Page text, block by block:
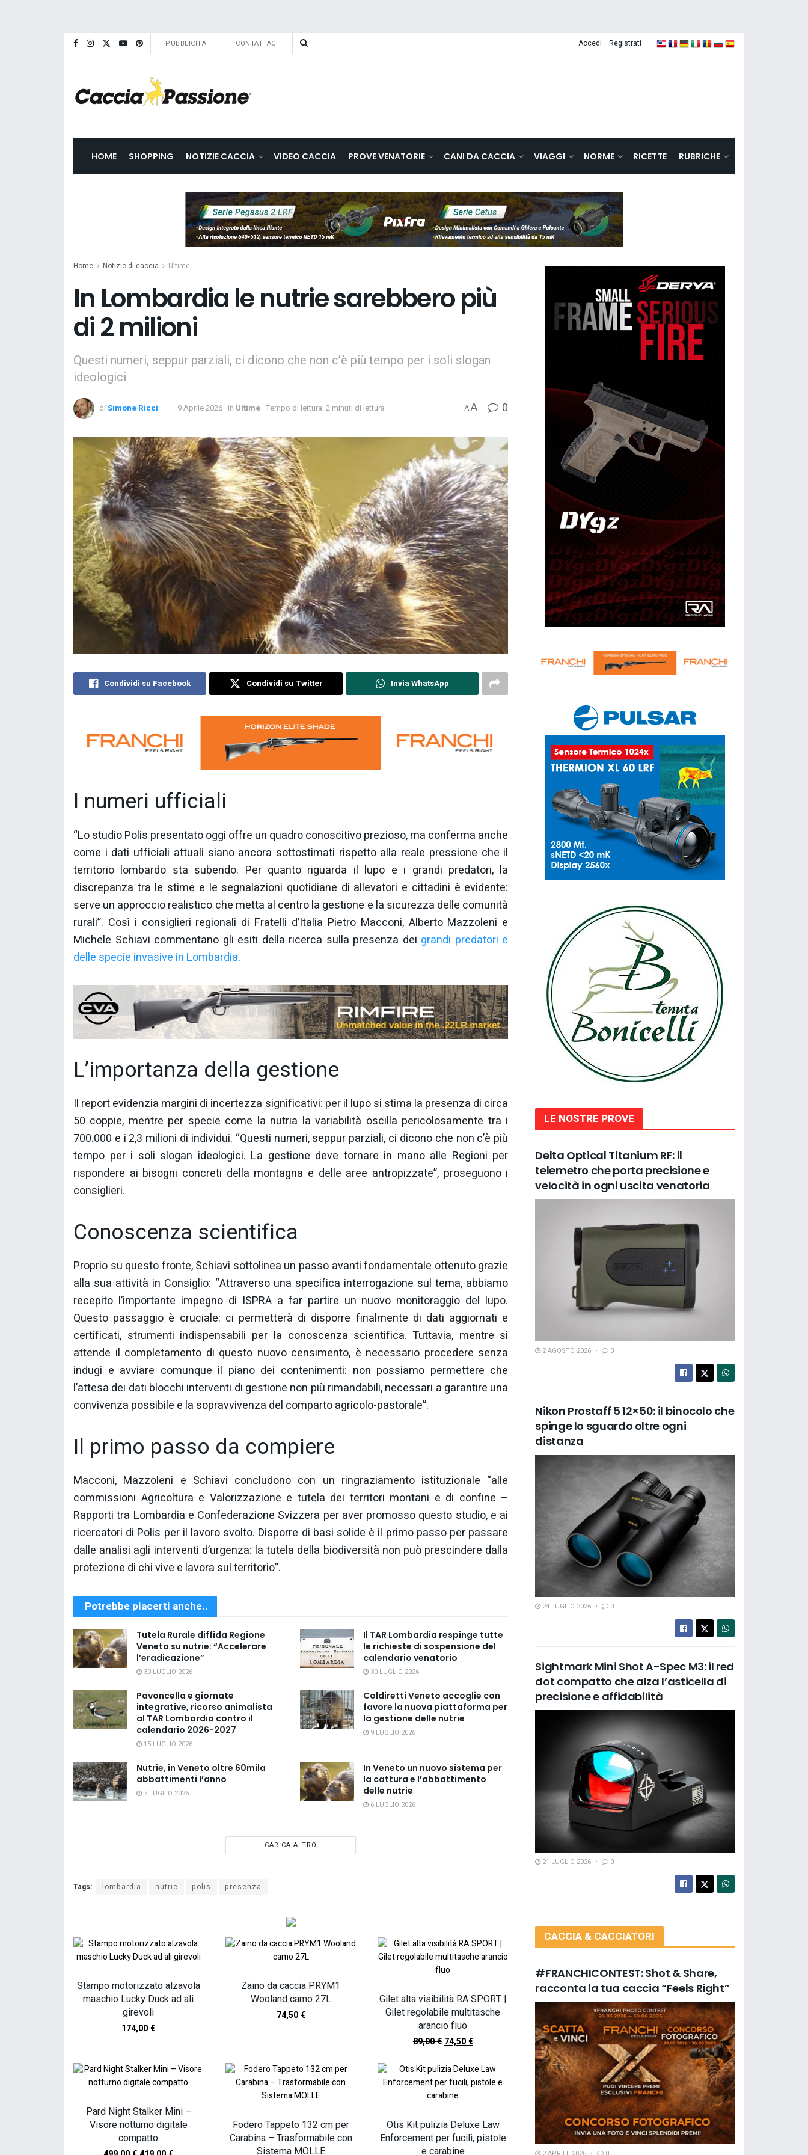
PUBBLICITÀ CONTATTACI Accedi Registrati
HOME SHOPPING NOTIZIE CACCIA VIDEO CACCIA PROVE VENATORIE CANI DA CACCIA VIAGGI NORME RICETTE RUBRICHE
Home Notizie di caccia Ultime
In Lombardia le nutrie sarebbero più
di 2 milioni
Questi numeri, seppur parziali, ci dicono che non c’è più tempo per i soli slogan
ideologici
di Simone Ricci 9 Aprile 2026 in Ultime Tempo di lettura: 2 minuti di lettura AA 0
Condividi su Facebook Condividi su Twitter Invia WhatsApp
I numeri ufficiali
“Lo studio Polis presentato oggi offre un quadro conoscitivo prezioso, ma conferma anche
come i dati ufficiali attuali siano ancora sottostimati rispetto alla reale pressione che il
territorio lombardo sta subendo. Per quanto riguarda il lupo e i grandi predatori, la
discrepanza tra le stime e le segnalazioni quotidiane di allevatori e cittadini è evidente:
serve un approccio realistico che metta al centro la gestione e la sicurezza delle comunità
rurali”. Così i consiglieri regionali di Fratelli d’Italia Pietro Macconi, Alberto Mazzoleni e
Michele Schiavi commentano gli esiti della ricerca sulla presenza dei grandi predatori e
delle specie invasive in Lombardia.
L’importanza della gestione
Il report evidenzia margini di incertezza significativi: per il lupo si stima la presenza di circa
50 coppie, mentre per specie come la nutria la variabilità oscilla pericolosamente tra i
700.000 e i 2,3 milioni di individui. “Questi numeri, seppur parziali, ci dicono che non c’è più
tempo per i soli slogan ideologici. La gestione deve tornare in mano alle Regioni per
rispondere ai bisogni concreti della montagna e delle aree antropizzate”, proseguono i
consiglieri.
Conoscenza scientifica
Proprio su questo fronte, Schiavi sottolinea un passo avanti fondamentale ottenuto grazie
alla sua attività in Consiglio: “Attraverso una specifica interrogazione sul tema, abbiamo
recepito l’importante impegno di ISPRA a far partire un nuovo monitoraggio del lupo.
Questo passaggio è cruciale: ci permetterà di disporre finalmente di dati aggiornati e
certificati, strumenti indispensabili per la conoscenza scientifica. Tuttavia, mentre si
attende il completamento di questo nuovo censimento, è necessario procedere senza
indugi e avviare comunque il piano dei contenimenti: non possiamo permettere che
l’attesa dei dati blocchi interventi di gestione non più rimandabili, necessari a garantire una
convivenza possibile e la sopravvivenza del comparto agricolo-pastorale”.
Il primo passo da compiere
Macconi, Mazzoleni e Schiavi concludono con un ringraziamento istituzionale “alle
commissioni Agricoltura e Valorizzazione e tutela dei territori montani e di confine –
Rapporti tra Lombardia e Confederazione Svizzera per aver promosso questo studio, e ai
ricercatori di Polis per il lavoro svolto. Disporre di basi solide è il primo passo per passare
dalle analisi agli interventi d’urgenza: la tutela della biodiversità non può prescindere dalla
protezione di chi vive e lavora sul territorio”.
Potrebbe piacerti anche..
Tutela Rurale diffida Regione
Veneto su nutrie: “Accelerare
l’eradicazione”
30 LUGLIO 2026
Il TAR Lombardia respinge tutte
le richieste di sospensione del
calendario venatorio
30 LUGLIO 2026
Pavoncella e giornate
integrative, ricorso animalista
al TAR Lombardia contro il
calendario 2026-2027
15 LUGLIO 2026
Coldiretti Veneto accoglie con
favore la nuova piattaforma per
la gestione delle nutrie
9 LUGLIO 2026
Nutrie, in Veneto oltre 60mila
abbattimenti l’anno
7 LUGLIO 2026
In Veneto un nuovo sistema per
la cattura e l’abbattimento
delle nutrie
6 LUGLIO 2026
CARICA ALTRO
Tags: lombardia nutrie polis presenza
Stampo motorizzato alzavola
maschio Lucky Duck ad ali
girevoli
174,00€
Zaino da caccia PRYM1
Wooland camo 27L
74,50€
Gilet alta visibilità RA SPORT |
Gilet regolabile multitasche
arancio fluo
89,00€ 74,50€
Pard Night Stalker Mini –
Visore notturno digitale
compatto
Fodero Tappeto 132 cm per
Carabina – Trasformabile con
Sistema MOLLE
Otis Kit pulizia Deluxe Law
Enforcement per fucili, pistole
e carabine
LE NOSTRE PROVE
Delta Optical Titanium RF: il
telemetro che porta precisione e
velocità in ogni uscita venatoria
2 AGOSTO 2026 0
Nikon Prostaff 5 12×50: il binocolo che
spinge lo sguardo oltre ogni
distanza
24 LUGLIO 2026 0
Sightmark Mini Shot A-Spec M3: il red
dot compatto che alza l’asticella di
precisione e affidabilità
21 LUGLIO 2026 0
CACCIA & CACCIATORI
#FRANCHICONTEST: Shot & Share,
racconta la tua caccia “Feels Right”